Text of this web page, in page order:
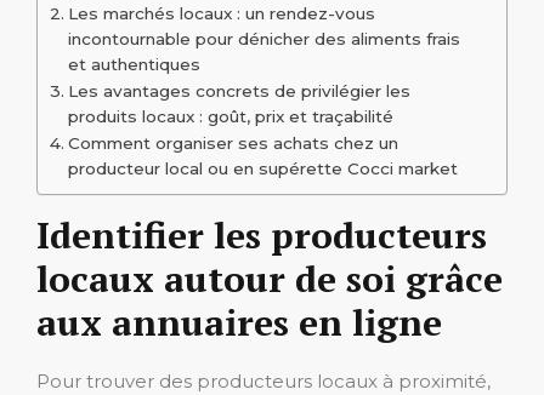
Les marchés locaux : un rendez-vous
incontournable pour dénicher des aliments frais
et authentiques
Les avantages concrets de privilégier les
produits locaux : goût, prix et traçabilité
Comment organiser ses achats chez un
producteur local ou en supérette Cocci market
Identifier les producteurs
locaux autour de soi grâce
aux annuaires en ligne
Pour trouver des producteurs locaux à proximité,